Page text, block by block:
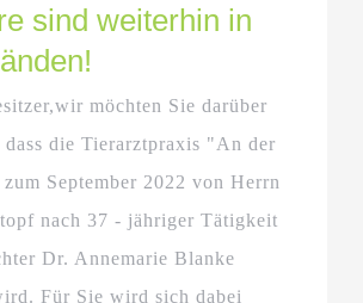
sind weiterhin in
möchten Sie darüber
die Tierarztpraxis "An der
zum September 2022 von Herrn
nach 37 - jähriger Tätigkeit
Dr. Annemarie Blanke
Für Sie wird sich dabei